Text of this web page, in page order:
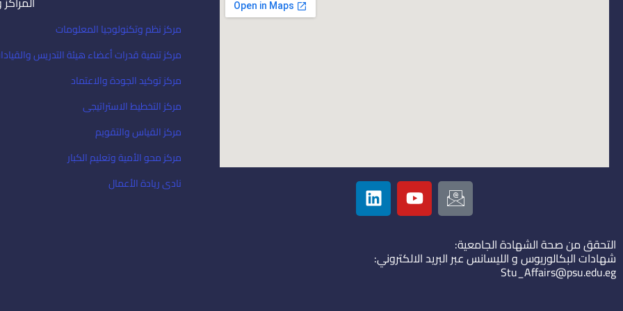
I
c
o
-
e
Y
o
u
u
b
L
i
n
التحقق من صحة الشهادة الجامعية:
شهادات البكالوريوس و الليسانس عبر البريد الالكتروني:
Stu_Affairs@psu.edu.eg
مركز نظم وتكنولوجيا المعلومات
مركز تنمية قدرات أعضاء هيئة التدريس
مركز توكيد الجودة والاعتماد
مركز التخطيط الاستراتيجى
مركز القياس والتقويم
مركز محو الأمية وتعليم الكبار
نادى ريادة الأعمال